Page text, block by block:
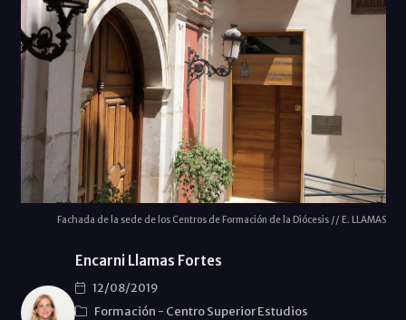
Fachada de la sede de los Centros de Formación de la Diócesis // E. LLAMAS
Encarni Llamas Fortes
12/08/2019
Formación - Centro Superior Estudios